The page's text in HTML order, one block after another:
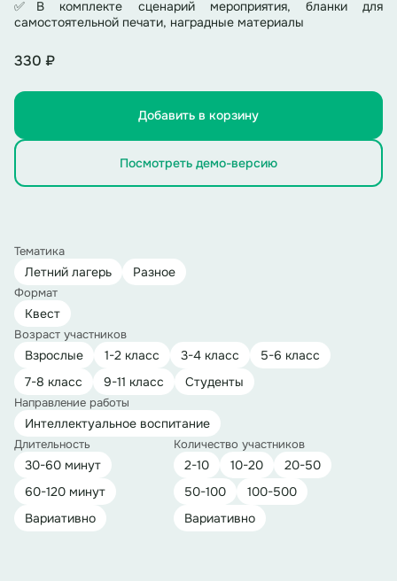
✅В комплекте сценарий мероприятия, бланки для
самостоятельной печати, наградные материалы
330 ₽
Добавить в корзину
Посмотреть демо-версию
Тематика
Летний лагерь Разное
Формат
Квест
Возраст участников
Взрослые 1-2 класс 3-4 класс
5-6 класс
7-8 класс
9-11 класс Студенты
Направление работы
Интеллектуальное воспитание
Длительность
30-60 минут
60-120 минут
Вариативно
Количество участников
2-10 10-20
20-50
50-100
100-500
Вариативно